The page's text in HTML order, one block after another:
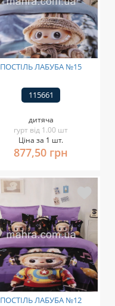
ПОСТІЛЬ ЛАБУБА №15
115661
дитяча
гурт від 1.00 шт
Ціна за 1 шт.
877,50 грн
ПОСТІЛЬ ЛАБУБА №12